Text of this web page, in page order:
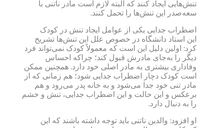
تنش‌هایی ایجاد کنند که البته لازم است مادر ناتنی با
سعه‌‌صدر این تنش‌ها را تحمل کنند.
اضطراب جدایی یکی از عوامل ایجاد تنش در کودک
این استاد دانشگاه در خصوص علل این تنش‌ها تشریح
کرد: اولین دلیل این است که معمولاً کودک نمی‌تواند فرد
دیگر را به‌جای مادرش قبول کند؛ چراکه احساس
وفاداری بیشتری به مادر اصلی‌ خود دارد. همچنین ممکن
است کودک دچار اضطراب جدایی شود؛ هم زمانی که از
مادر تنی خود جدا می‌شود و به خانه‌ پدر می‌رود و هم
برعکس و این حالت و این اضطراب جدایی، تنش و خشم
را به دنبال دارد.
او افزود: والدین ناتنی باید توجه داشته باشند که این